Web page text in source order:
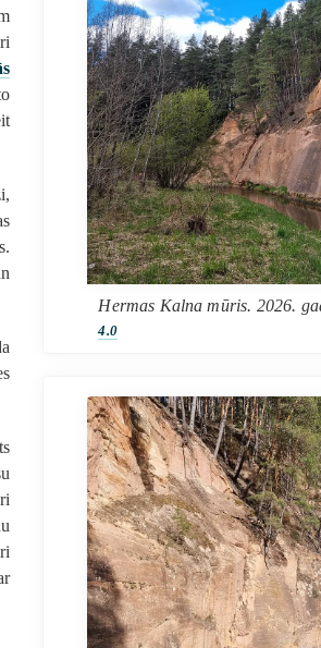
Hermas Kalna mūris. 2026.
4.0